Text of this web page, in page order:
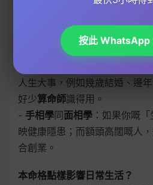
可能做事缺乏衝勁， 風水擺件
人生大事，例如幾歲結婚、邊
好少算命師識得用。
- 手相學同面相學 ：如果你嘅
映健康隱患；而額頭高闊嘅人
合創業。
本命格點樣影響日常生活？
按此 WhatsApp